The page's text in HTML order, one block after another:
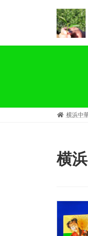
ツ
シ
横浜中
横